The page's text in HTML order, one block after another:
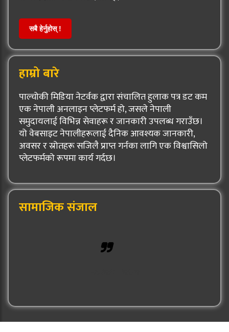
सबै हेर्नुहोस् !
हाम्रो बारे
पाल्चोकी मिडिया नेटर्वक द्वारा संचालित हुलाक पत्र डट कम
एक नेपाली अनलाइन प्लेटफर्म हो, जसले नेपाली
समुदायलाई विभिन्न सेवाहरू र जानकारी उपलब्ध गराउँछ।
यो वेबसाइट नेपालीहरूलाई दैनिक आवश्यक जानकारी,
अवसर र स्रोतहरू सजिलै प्राप्त गर्नका लागि एक विश्वासिलो
प्लेटफर्मको रूपमा कार्य गर्दछ।
सामाजिक संजाल